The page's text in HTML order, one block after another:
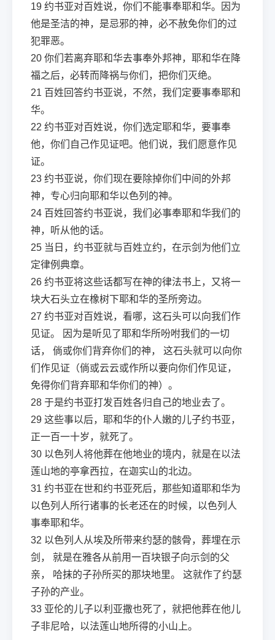
19 约书亚对百姓说，你们不能事奉耶和华。因为
他是圣洁的神，是忌邪的神，必不赦免你们的过
犯罪恶。
20 你们若离弃耶和华去事奉外邦神，耶和华在降
福之后，必转而降祸与你们，把你们灭绝。
21 百姓回答约书亚说，不然，我们定要事奉耶和
华。
22 约书亚对百姓说，你们选定耶和华，要事奉
他，你们自己作见证吧。他们说，我们愿意作见
证。
23 约书亚说，你们现在要除掉你们中间的外邦
神，专心归向耶和华以色列的神。
24 百姓回答约书亚说，我们必事奉耶和华我们的
神，听从他的话。
25 当日，约书亚就与百姓立约，在示剑为他们立
定律例典章。
26 约书亚将这些话都写在神的律法书上，又将一
块大石头立在橡树下耶和华的圣所旁边。
27 约书亚对百姓说，看哪，这石头可以向我们作
见证。 因为是听见了耶和华所吩咐我们的一切
话， 倘或你们背弃你们的神， 这石头就可以向你
们作见证（倘或云云或作所以要向你们作见证，
免得你们背弃耶和华你们的神）。
28 于是约书亚打发百姓各归自己的地业去了。
29 这些事以后，耶和华的仆人嫩的儿子约书亚，
正一百一十岁，就死了。
30 以色列人将他葬在他地业的境内，就是在以法
莲山地的亭拿西拉，在迦实山的北边。
31 约书亚在世和约书亚死后，那些知道耶和华为
以色列人所行诸事的长老还在的时候，以色列人
事奉耶和华。
32 以色列人从埃及所带来约瑟的骸骨，葬埋在示
剑， 就是在雅各从前用一百块银子向示剑的父
亲， 哈抹的子孙所买的那块地里。 这就作了约瑟
子孙的产业。
33 亚伦的儿子以利亚撒也死了，就把他葬在他儿
子非尼哈，以法莲山地所得的小山上。